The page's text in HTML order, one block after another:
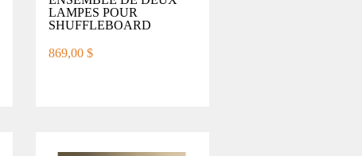
LAMPES POUR
SHUFFLEBOARD
869,00 $